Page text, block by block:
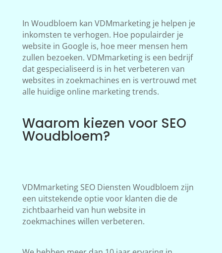
In Woudbloem kan VDMmarketing je helpen je
inkomsten te verhogen. Hoe populairder je
website in Google is, hoe meer mensen hem
zullen bezoeken. VDMmarketing is een bedrijf
dat gespecialiseerd is in het verbeteren van
websites in zoekmachines en is vertrouwd met
alle huidige online marketing trends.
Waarom kiezen voor SEO
Woudbloem?
VDMmarketing SEO Diensten Woudbloem zijn
een uitstekende optie voor klanten die de
zichtbaarheid van hun website in
zoekmachines willen verbeteren.